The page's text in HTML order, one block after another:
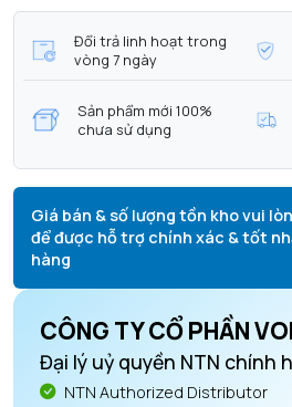
Đổi trả linh hoạt trong
vòng 7 ngày
Sản phẩm mới 100%
chưa sử dụng
Giá bán & số lượng tồn kho vui
để được hỗ trợ chính xác & tốt
hàng
CÔNG TY CỔ PHẦN
Đại lý uỷ quyền NTN chính
NTN Authorized Distributor